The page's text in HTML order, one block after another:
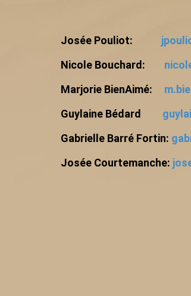
Josée Pouliot:
Nicole Bouchard:
Marjorie BienAimé:
Guylaine Bédard
Gabrielle Barré Fortin:
Josée Courtemanche: